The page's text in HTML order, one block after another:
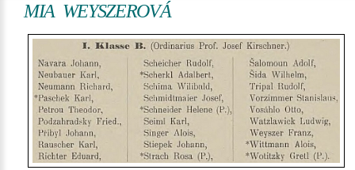
MIA WEYSZEROVÁ